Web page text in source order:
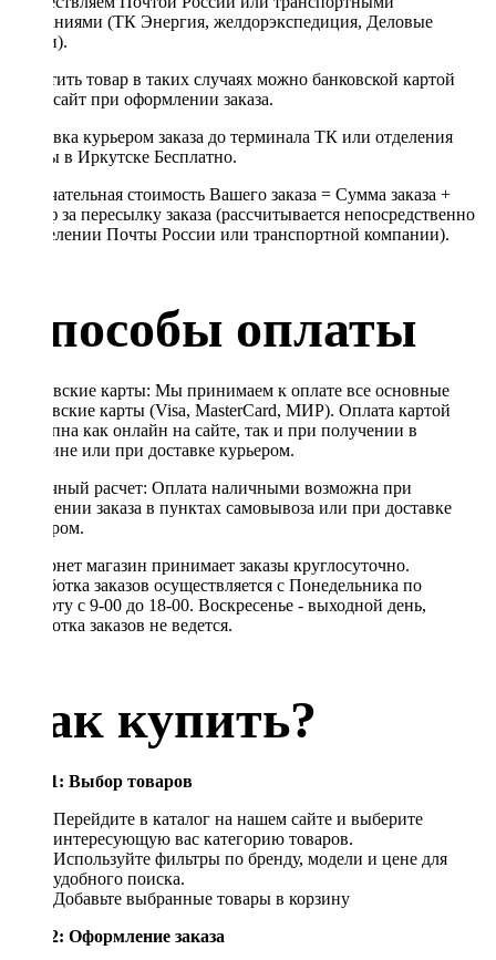
компаниями (ТК Энергия, желдорэкспедиция, Деловые
линии).
Оплатить товар в таких случаях можно банковской картой
через сайт при оформлении заказа.
Доставка курьером заказа до терминала ТК или отделения
Почты в Иркутске Бесплатно.
Окончательная стоимость Вашего заказа = Сумма заказа +
Тариф за пересылку заказа (рассчитывается непосредственно
в отделении Почты России или транспортной компании).
Способы оплаты
Банковские карты: Мы принимаем к оплате все основные
банковские карты (Visa, MasterCard, МИР). Оплата картой
доступна как онлайн на сайте, так и при получении в
магазине или при доставке курьером.
Наличный расчет: Оплата наличными возможна при
получении заказа в пунктах самовывоза или при доставке
курьером.
Интернет магазин принимает заказы круглосуточно.
Обработка заказов осуществляется с Понедельника по
Субботу с 9-00 до 18-00. Воскресенье - выходной день,
обработка заказов не ведется.
Как купить?
Шаг 1: Выбор товаров
Перейдите в каталог на нашем сайте и выберите
интересующую вас категорию товаров.
Используйте фильтры по бренду, модели и цене для
удобного поиска.
Добавьте выбранные товары в корзину
Шаг 2: Оформление заказа